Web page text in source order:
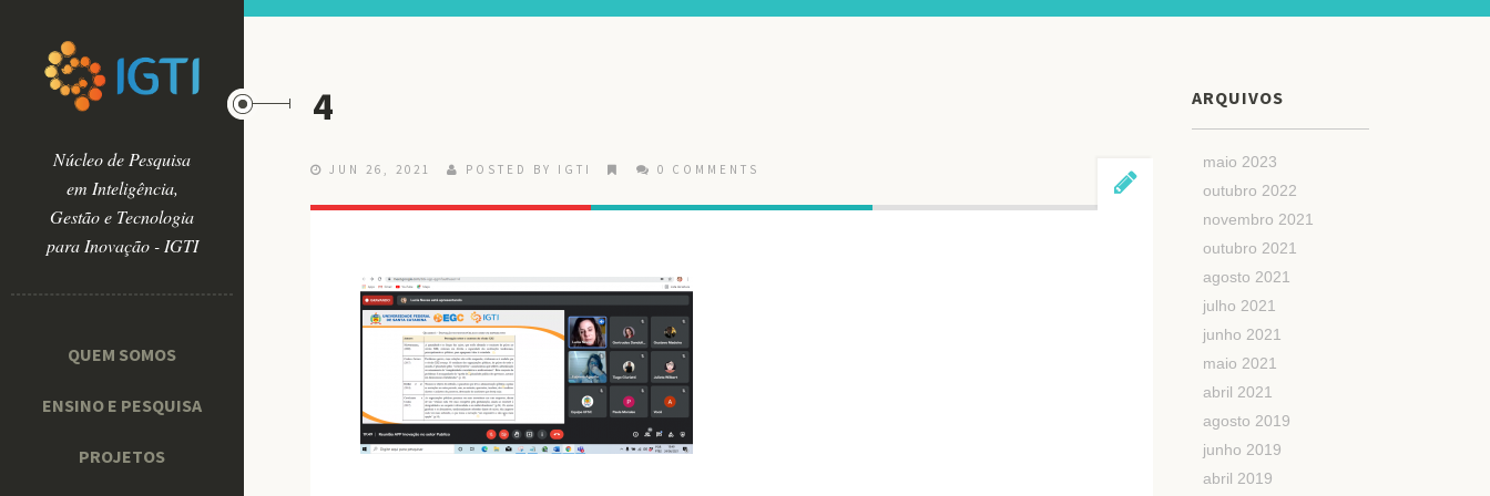
Núcleo de Pesquisa
em Inteligência,
Gestão e Tecnologia
para Inovação - IGTI
QUEM SOMOS
ENSINO E PESQUISA
PROJETOS
4
JUN 26, 2021 POSTED BY IGTI 0 COMMENTS
ARQUIVOS
maio 2023
outubro 2022
novembro 2021
outubro 2021
agosto 2021
julho 2021
junho 2021
maio 2021
abril 2021
agosto 2019
junho 2019
abril 2019